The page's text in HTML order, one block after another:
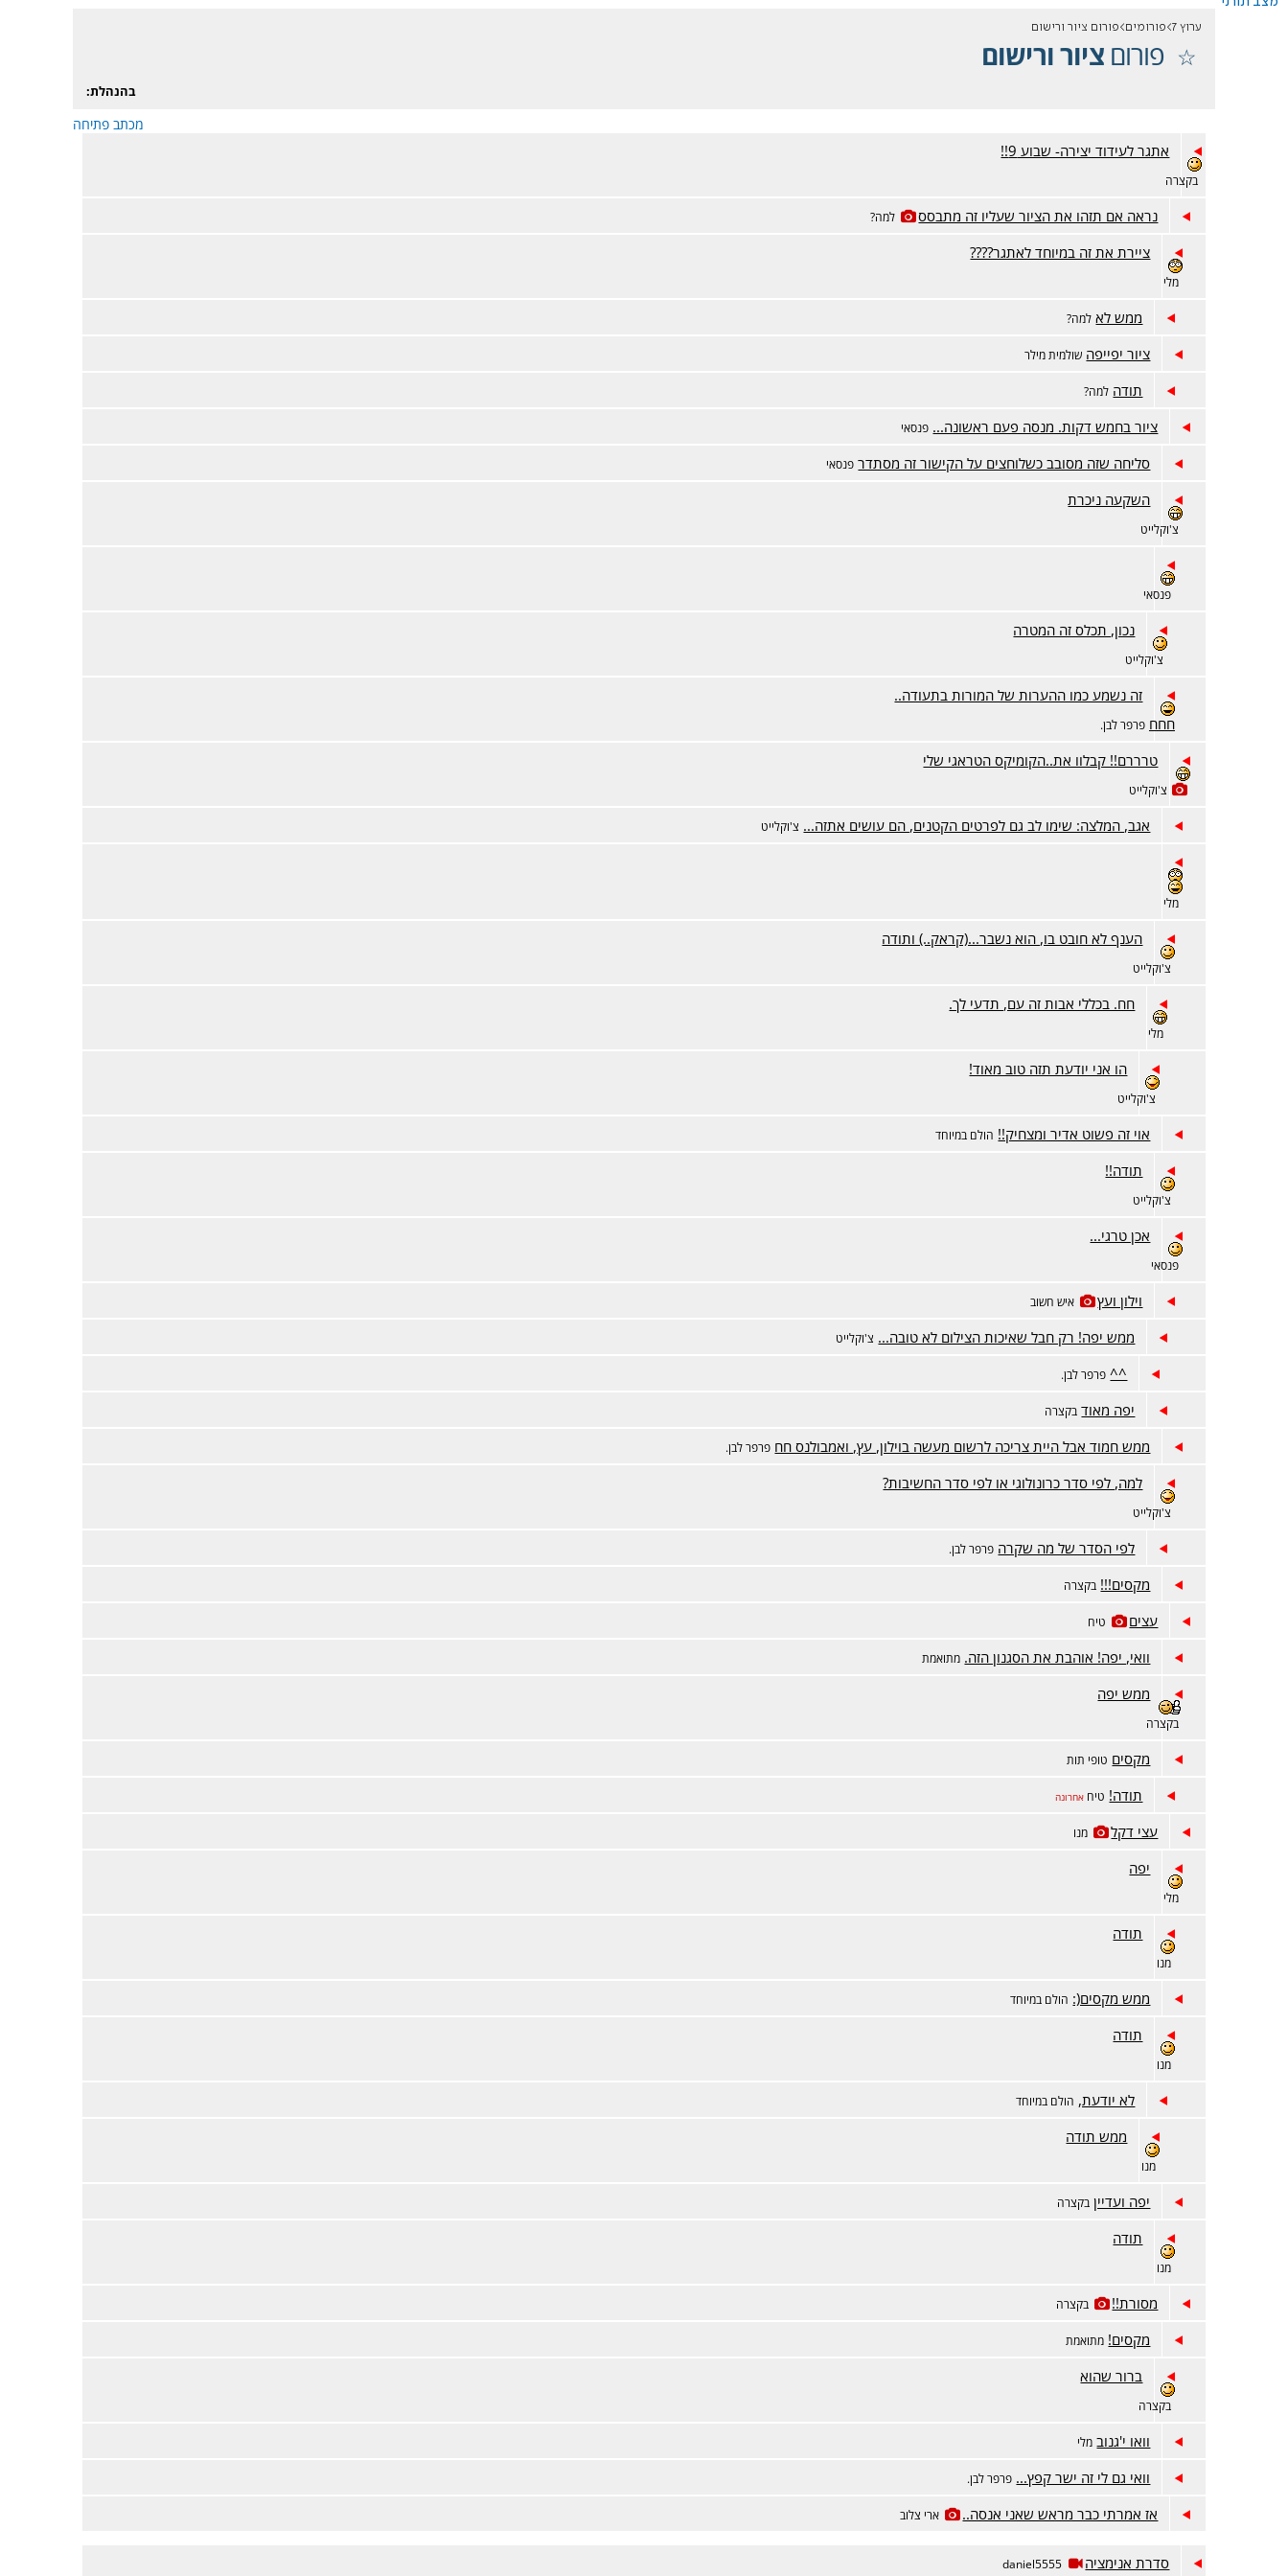
ערוץ 7 פורומים פורום ציור ורישום
פורוםציור ורישום
בהנהלת:
מכתב פתיחה
אתגר לעידוד יצירה- שבוע 9!!
בקצרה
נראה אם תזהו את הציור שעליו זה מתבסס למה?
ציירת את זה במיוחד לאתגר????
מלי
ממש לא למה?
ציור יפייפה שולמית מילר
תודה למה?
ציור בחמש דקות. מנסה פעם ראשונה... פנסאי
סליחה שזה מסובב כשלוחצים על הקישור זה מסתדר פנסאי
השקעה ניכרת
צ'וקלייט
פנסאי
נכון, תכלס זה המטרה
צ'וקלייט
זה נשמע כמו ההערות של המורות בתעודה..
חחח פרפר לבן.
טרררם!! קבלוו את..הקומיקס הטראגי שלי
צ'וקלייט
אגב, המלצה: שימו לב גם לפרטים הקטנים, הם עושים אתזה... צ'וקלייט
מלי
הענף לא חובט בו, הוא נשבר...(קראק..) ותודה
צ'וקלייט
חח. בכללי אבות זה עם, תדעי לך.
מלי
הו אני יודעת תזה טוב מאוד!
צ'וקלייט
אוי זה פשוט אדיר ומצחיק!! הולם במיוחד
תודה!!
צ'וקלייט
אכן טרגי...
פנסאי
וילון ועץ איש חשוב
ממש יפה! רק חבל שאיכות הצילום לא טובה... צ'וקלייט
^^ פרפר לבן.
יפה מאוד בקצרה
ממש חמוד אבל היית צריכה לרשום מעשה בוילון, עץ, ואמבולנס חח פרפר לבן.
למה, לפי סדר כרונולוגי או לפי סדר החשיבות?
צ'וקלייט
לפי הסדר של מה שקרה פרפר לבן.
מקסים!!! בקצרה
עצים טיח
וואי, יפה! אוהבת את הסגנון הזה. מתואמת
ממש יפה
בקצרה
מקסים טופי תות
תודה! טיח אחרונה
עצי דקל מנו
יפה
מלי
תודה
מנו
ממש מקסים(: הולם במיוחד
תודה
מנו
לא יודעת, הולם במיוחד
ממש תודה
מנו
יפה ועדיין בקצרה
תודה
מנו
מסורת!! בקצרה
מקסים! מתואמת
ברור שהוא
בקצרה
וואו י'גנוב מלי
וואי גם לי זה ישר קפץ... פרפר לבן.
אז אמרתי כבר מראש שאני אנסה.. ארי צלוב
סדרת אנימציה daniel5555